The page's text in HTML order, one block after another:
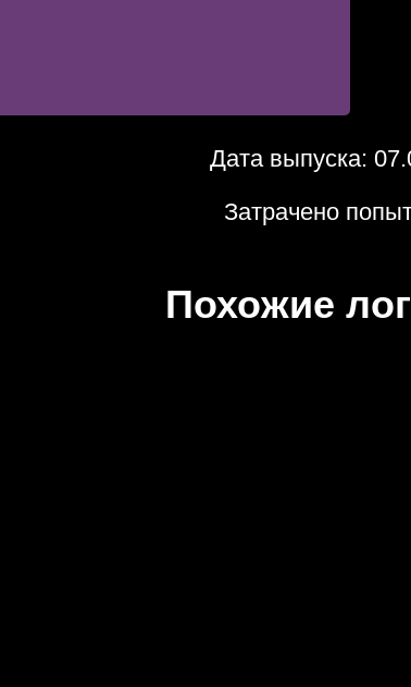
Дата выпуска:
Затрачено
Похожие